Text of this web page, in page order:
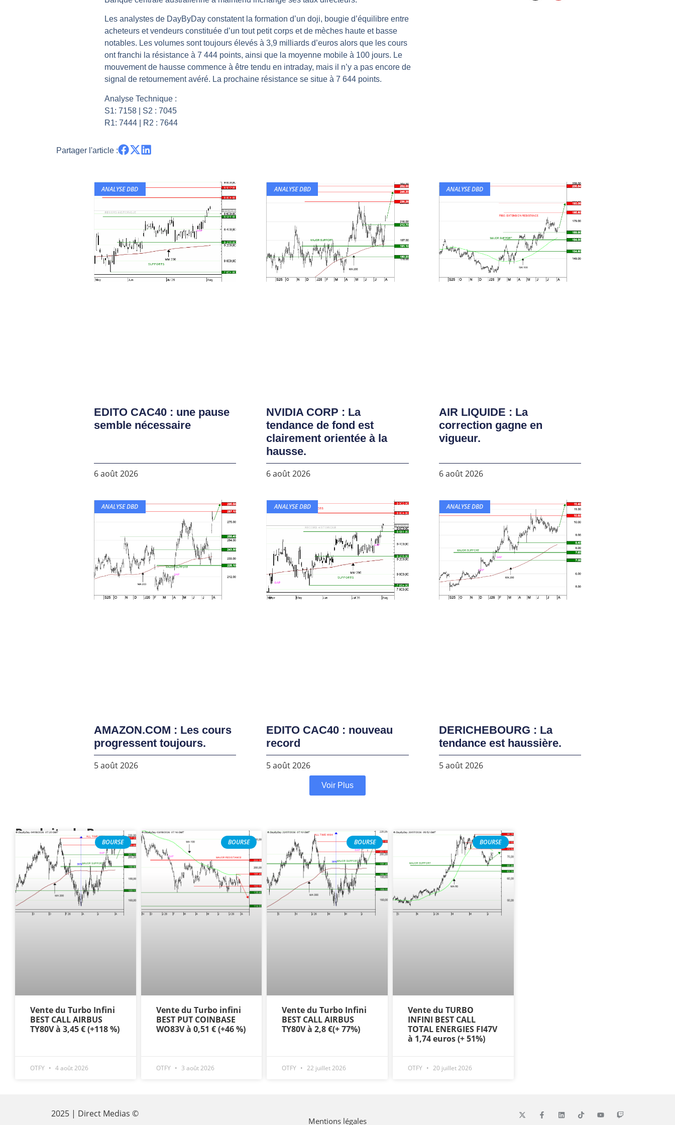
Une inertie haussière qui ralentit | Antoine Quesada – Chrono CAC
Pourquoi le monde entier vacille en même temps cette semaine ? | par Louis-Antoine Michelet
WTI : Explosion mais réserves au plus bas | Denis Desclos – Market Movers
STMICROELECTRONICS : Correction probable | Denis Desclos – Market Movers
Les analystes de DayByDay constatent la formation d’un doji, bougie d’équilibre entre
acheteurs et vendeurs constituée d’un tout petit corps et de mèches haute et basse
notables. Les volumes sont toujours élevés à 3,9 milliards d’euros alors que les cours
ont franchi la résistance à 7 444 points, ainsi que la moyenne mobile à 100 jours. Le
mouvement de hausse commence à être tendu en intraday, mais il n’y a pas encore de
signal de retournement avéré. La prochaine résistance se situe à 7 644 points.
Analyse Technique :
S1: 7158 | S2 : 7045
R1: 7444 | R2 : 7644
Partager l'article :
ANALYSE DBD
EDITO CAC40 : une pause
semble nécessaire
6 août 2026
ANALYSE DBD
NVIDIA CORP : La
tendance de fond est
clairement orientée à la
hausse.
6 août 2026
ANALYSE DBD
AIR LIQUIDE : La
correction gagne en
vigueur.
6 août 2026
ANALYSE DBD
AMAZON.COM : Les cours
progressent toujours.
5 août 2026
ANALYSE DBD
EDITO CAC40 : nouveau
record
5 août 2026
ANALYSE DBD
DERICHEBOURG : La
tendance est haussière.
5 août 2026
Voir Plus
Produits de Bourse
BOURSE
Vente du Turbo Infini
BEST CALL AIRBUS
TY80V à 3,45 € (+118 %)
OTFY 4 août 2026
BOURSE
Vente du Turbo infini
BEST PUT COINBASE
WO83V à 0,51 € (+46 %)
OTFY 3 août 2026
BOURSE
Vente du Turbo Infini
BEST CALL AIRBUS
TY80V à 2,8 €(+ 77%)
OTFY 22 juillet 2026
BOURSE
Vente du TURBO
INFINI BEST CALL
TOTAL ENERGIES FI47V
à 1,74 euros (+ 51%)
OTFY 20 juillet 2026
2025 | Direct Medias ©
Mentions légales